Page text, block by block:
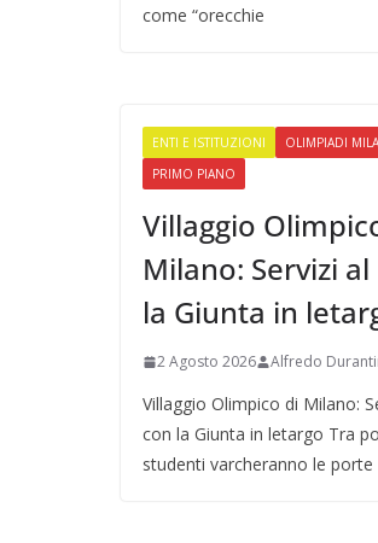
come “orecchie
ENTI E ISTITUZIONI
OLIMPIADI
PRIMO PIANO
Villaggio
Milano: Servizi
la Giunta in
2 Agosto 2026 Alfredo
Villaggio Olimpico di Milano:
con la Giunta in letargo Tra
studenti varcheranno le porte